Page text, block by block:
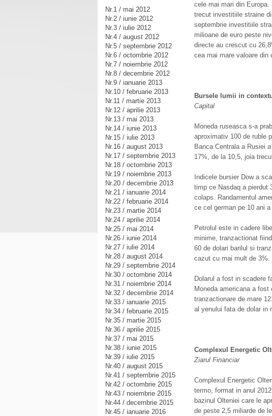
cele mai mari din
trecut investitiile straine
septembrie inves­titiile
milioane de euro peste
directe au crescut cu
cea mai mare valoare din
Bursele lumii in
Capital
Moneda ruseasca s-a
aproximativ 100 de ruble
Banca Centrala a Rusiei
17%, de la 10,5, joia
Indicele bursier Dow a
timp ce Nasdaq a pierdut
colaps. Randamentul
ce cel german pe 10 ani
Petrolul este in cadere
minime, tranzactionat
60 de dolari barilul si
cazut cu mai mult de 3%.
Dolarul a fost in scadere
Moneda americana a
tranzactionare de mare
al yenului fata de dolar in
Complexul Energetic
Ziarul Financiar
Complexul Energetic
termo, format in anul
bazinul Olteniei care le
de peste 2,5 miliarde de
Nr.1 / mai 2012
Nr.2 / iunie 2012
Nr.3 / iulie 2012
Nr.4 / august 2012
Nr.5 / septembrie 2012
Nr.6 / octombrie 2012
Nr.7 / noiembrie 2012
Nr.8 / decembrie 2012
Nr.9 / ianuarie 2013
Nr.10 / februarie 2013
Nr.11 / martie 2013
Nr.12 / aprilie 2013
Nr.13 / mai 2013
Nr.14 / iunie 2013
Nr.15 / iulie 2013
Nr.16 / august 2013
Nr.17 / septembrie 2013
Nr.18 / octombrie 2013
Nr.19 / noiembrie 2013
Nr.20 / decembrie 2013
Nr.21 / ianuarie 2014
Nr.22 / februarie 2014
Nr.23 / martie 2014
Nr.24 / aprilie 2014
Nr.25 / mai 2014
Nr.26 / iunie 2014
Nr.27 / iulie 2014
Nr.28 / august 2014
Nr.29 / septembrie 2014
Nr.30 / octombrie 2014
Nr.31 / noiembrie 2014
Nr.32 / decembrie 2014
Nr.33 / ianuarie 2015
Nr.34 / februarie 2015
Nr.35 / martie 2015
Nr.36 / aprilie 2015
Nr.37 / mai 2015
Nr.38 / iunie 2015
Nr.39 / iulie 2015
Nr.40 / august 2015
Nr.41 / septembrie 2015
Nr.42 / octombrie 2015
Nr.43 / noiembrie 2015
Nr.44 / decembrie 2015
Nr.45 / ianuarie 2016